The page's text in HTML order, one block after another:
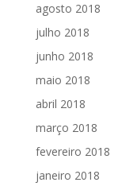
agosto 2018
julho 2018
junho 2018
maio 2018
abril 2018
março 2018
fevereiro 2018
janeiro 2018